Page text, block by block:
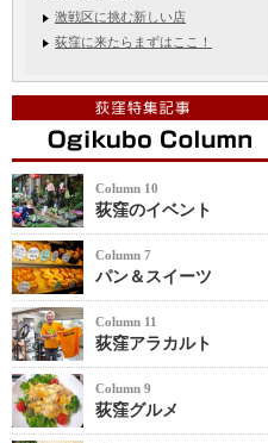
激戦区に挑む新しい店
荻窪に来たらまずはここ！
Column 10
荻窪のイベント
Column 7
パン＆スイーツ
Column 11
荻窪アラカルト
Column 9
荻窪グルメ